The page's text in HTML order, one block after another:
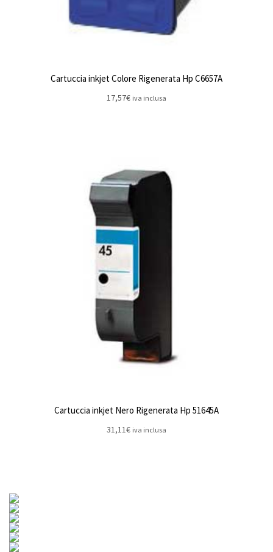
Cartuccia inkjet Colore Rigenerata Hp C6657A
17,57€ iva inclusa
Cartuccia inkjet Nero Rigenerata Hp 51645A
31,11€ iva inclusa